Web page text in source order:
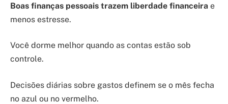
Boas finanças pessoais trazem liberdade financeira e
menos estresse.
Você dorme melhor quando as contas estão sob
controle.
Decisões diárias sobre gastos definem se o mês fecha
no azul ou no vermelho.